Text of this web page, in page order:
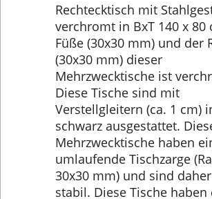
Rechtecktisch mit
verchromt in BxT 140 x 80
Füße (30x30 mm) und der
(30x30 mm) dieser
Mehrzwecktische ist
Diese Tische sind mit
Verstellgleitern (ca. 1 cm)
schwarz ausgestattet.
Mehrzwecktische haben
umlaufende Tischzarge
30x30 mm) und sind
stabil. Diese Tische haben